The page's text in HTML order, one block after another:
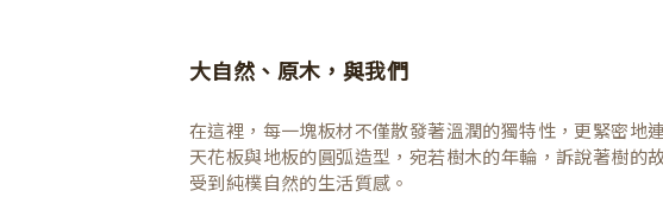
大自然、原木，與我們
在這裡，每一塊板材不僅散發著溫潤的獨特性，更緊密地
天花板與地板的圓弧造型，宛若樹木的年輪，訴說著樹
受到純樸自然的生活質感。